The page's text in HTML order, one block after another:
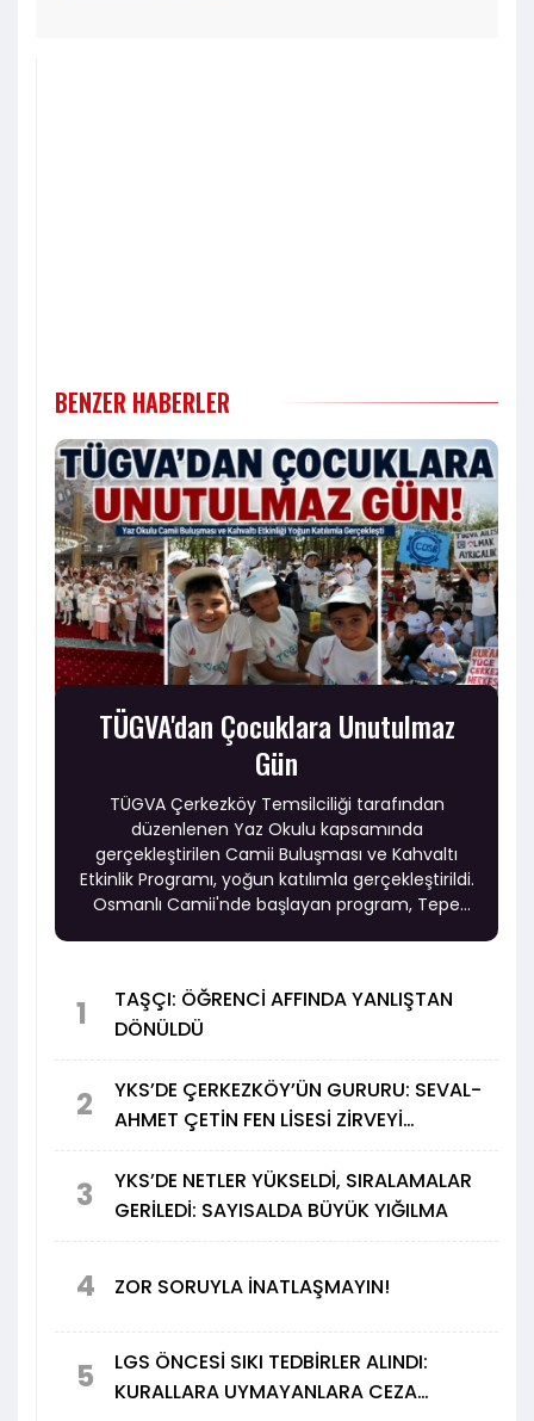
BENZER HABERLER
TÜGVA'dan Çocuklara Unutulmaz
Gün
TÜGVA Çerkezköy Temsilciliği tarafından
düzenlenen Yaz Okulu kapsamında
gerçekleştirilen Camii Buluşması ve Kahvaltı
Etkinlik Programı, yoğun katılımla gerçekleştirildi.
Osmanlı Camii'nde başlayan program, Tepe
1
TAŞÇI: ÖĞRENCİ AFFINDA YANLIŞTAN
DÖNÜLDÜ
2
YKS’DE ÇERKEZKÖY’ÜN GURURU: SEVAL-
AHMET ÇETİN FEN LİSESİ ZİRVEYİ
3
YKS’DE NETLER YÜKSELDİ, SIRALAMALAR
GERİLEDİ: SAYISALDA BÜYÜK YIĞILMA
4 ZOR SORUYLA İNATLAŞMAYIN!
5
LGS ÖNCESİ SIKI TEDBİRLER ALINDI:
KURALLARA UYMAYANLARA CEZA